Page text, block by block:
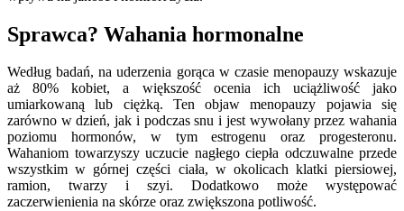
Sprawca? Wahania hormonalne
Według badań, na uderzenia gorąca w czasie menopauzy wskazuje
aż 80% kobiet, a większość ocenia ich uciążliwość jako
umiarkowaną lub ciężką. Ten objaw menopauzy pojawia się
zarówno w dzień, jak i podczas snu i jest wywołany przez wahania
poziomu hormonów, w tym estrogenu oraz progesteronu.
Wahaniom towarzyszy uczucie nagłego ciepła odczuwalne przede
wszystkim w górnej części ciała, w okolicach klatki piersiowej,
ramion, twarzy i szyi. Dodatkowo może występować
zaczerwienienia na skórze oraz zwiększona potliwość.